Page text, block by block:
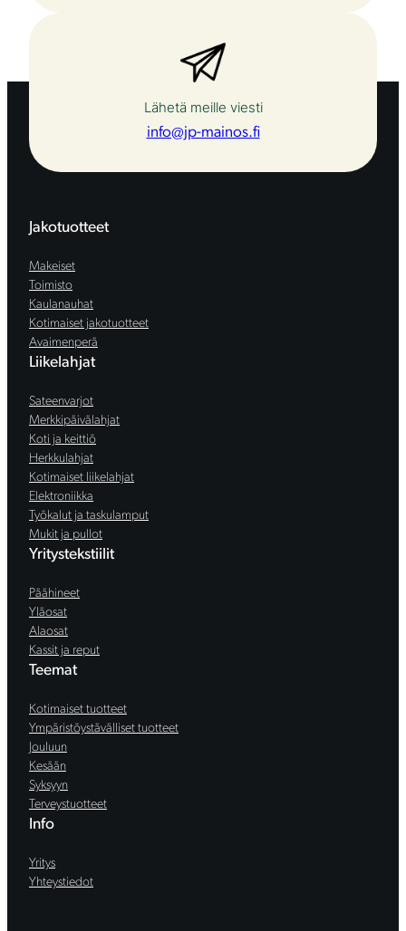
Lähetä meille viesti
info@jp-mainos.fi
Jakotuotteet
Makeiset
Toimisto
Kaulanauhat
Kotimaiset jakotuotteet
Avaimenperä
Liikelahjat
Sateenvarjot
Merkkipäivälahjat
Koti ja keittiö
Herkkulahjat
Kotimaiset liikelahjat
Elektroniikka
Työkalut ja taskulamput
Mukit ja pullot
Yritystekstiilit
Päähineet
Yläosat
Alaosat
Kassit ja reput
Teemat
Kotimaiset tuotteet
Ympäristöystävälliset tuotteet
Jouluun
Kesään
Syksyyn
Terveystuotteet
Info
Yritys
Yhteystiedot